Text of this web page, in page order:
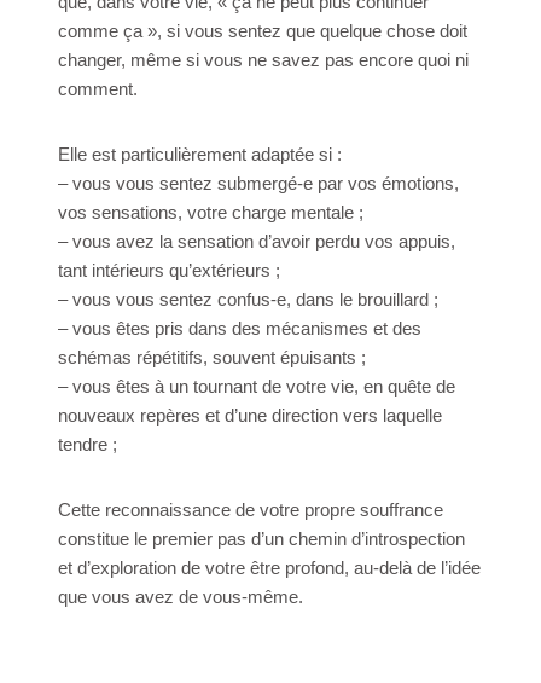
comme ça », si vous sentez que quelque chose doit
changer, même si vous ne savez pas encore quoi ni
comment.
Elle est particulièrement adaptée si :
– vous vous sentez submergé-e par vos émotions,
vos sensations, votre charge mentale ;
– vous avez la sensation d’avoir perdu vos appuis,
tant intérieurs qu’extérieurs ;
– vous vous sentez confus-e, dans le brouillard ;
– vous êtes pris dans des mécanismes et des
schémas répétitifs, souvent épuisants ;
– vous êtes à un tournant de votre vie, en quête de
nouveaux repères et d’une direction vers laquelle
tendre ;
Cette reconnaissance de votre propre souffrance
constitue le premier pas d’un chemin d’introspection
et d’exploration de votre être profond, au-delà de l’idée
que vous avez de vous-même.